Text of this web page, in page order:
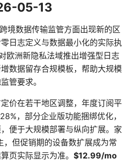
05-13
境数据传输监管方面出现新的区
日志定义与数据最小化的实际执
欧洲新隐私法域推出增强型日志
数据留存合规模板，帮助大规模
管要求。
价在若干地区调整，年度订阅平
，部分企业版功能捆绑优化，
便于大规模部署与纵向扩展。家
但促销期的设备数扩展成为常
页实际显示为准。 $12.99/mo